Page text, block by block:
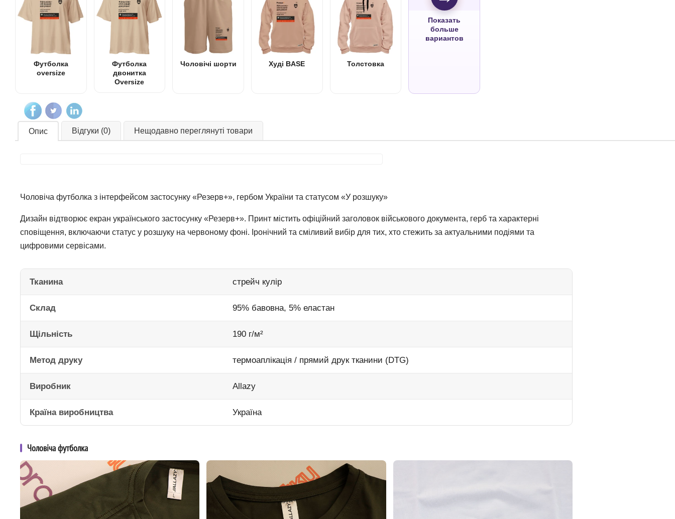
Футболка
oversize
Футболка
двонитка
Oversize
Чоловічі шорти Худі BASE Толстовка
Показать
больше
вариантов
Опис Відгуки (0) Нещодавно переглянуті товари
Чоловіча футболка з інтерфейсом застосунку «Резерв+», гербом України та статусом «У розшуку»
Дизайн відтворює екран українського застосунку «Резерв+». Принт містить офіційний заголовок військового документа, герб та характерні
сповіщення, включаючи статус у розшуку на червоному фоні. Іронічний та сміливий вибір для тих, хто стежить за актуальними подіями та
цифровими сервісами.
Тканина стрейч кулір
Склад 95% бавовна, 5% еластан
Щільність 190 г/м²
Метод друку термоаплікація / прямий друк тканини (DTG)
Виробник Allazy
Країна виробництва Україна
Чоловіча футболка